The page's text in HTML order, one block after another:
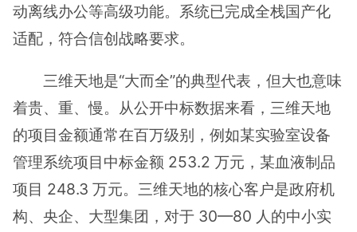
动离线办公等高级功能。系统已完成全栈国产化
适配，符合信创战略要求。
三维天地是“大而全”的典型代表，但大也意味
着贵、重、慢。从公开中标数据来看，三维天地
的项目金额通常在百万级别，例如某实验室设备
管理系统项目中标金额 253.2 万元，某血液制品
项目 248.3 万元。三维天地的核心客户是政府机
构、央企、大型集团，对于 30—80 人的中小实